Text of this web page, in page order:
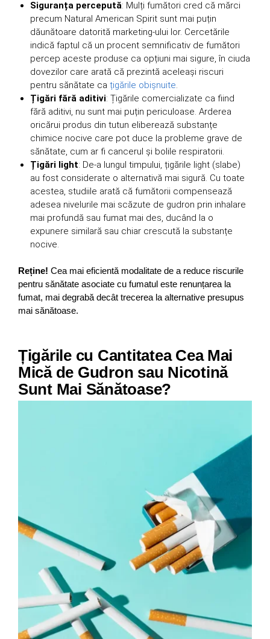
Siguranța percepută: Mulți fumători cred că mărci
precum Natural American Spirit sunt mai puțin
dăunătoare datorită marketing-ului lor. Cercetările
indică faptul că un procent semnificativ de fumători
percep aceste produse ca opțiuni mai sigure, în ciuda
dovezilor care arată că prezintă aceleași riscuri
pentru sănătate ca țigările obișnuite.
Țigări fără aditivi: Țigările comercializate ca fiind
fără aditivi, nu sunt mai puțin periculoase. Arderea
oricărui produs din tutun eliberează substanțe
chimice nocive care pot duce la probleme grave de
sănătate, cum ar fi cancerul și bolile respiratorii.
Țigări light: De-a lungul timpului, țigările light (slabe)
au fost considerate o alternativă mai sigură. Cu toate
acestea, studiile arată că fumătorii compensează
adesea nivelurile mai scăzute de gudron prin inhalare
mai profundă sau fumat mai des, ducând la o
expunere similară sau chiar crescută la substanțe
nocive.
Reține! Cea mai eficientă modalitate de a reduce riscurile
pentru sănătate asociate cu fumatul este renunțarea la
fumat, mai degrabă decât trecerea la alternative presupus
mai sănătoase.
Țigările cu Cantitatea Cea Mai
Mică de Gudron sau Nicotină
Sunt Mai Sănătoase?